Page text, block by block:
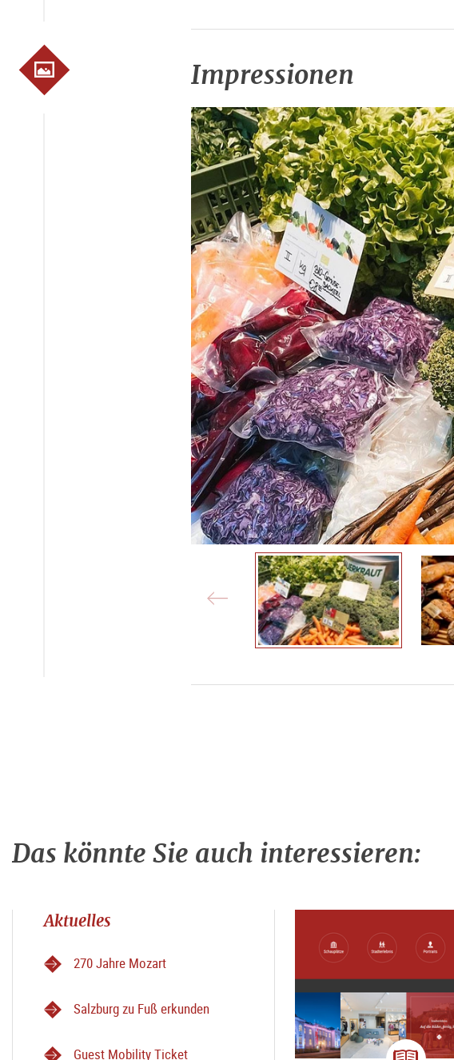
Impressionen
Das könnte Sie auch interessieren:
Aktuelles
270 Jahre Mozart
Salzburg zu Fuß erkunden
Guest Mobility Ticket